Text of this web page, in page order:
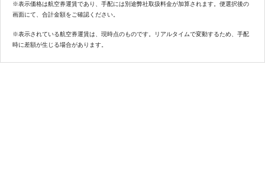
※表示価格は航空券運賃であり、手配には別途弊社取扱料金が加算されます。便選択後の
画面にて、合計金額をご確認ください。
※表示されている航空券運賃は、現時点のものです。リアルタイムで変動するため、手配
時に差額が生じる場合があります。